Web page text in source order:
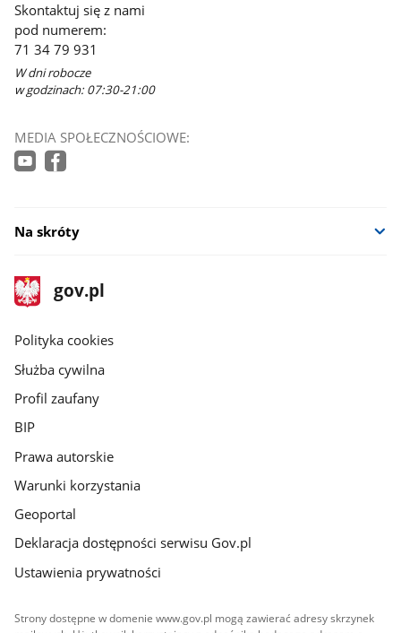
Skontaktuj się z nami
pod numerem:
71 34 79 931
W dni robocze
w godzinach: 07:30-21:00
MEDIA SPOŁECZNOŚCIOWE:
Na skróty
stopka
gov.pl
Strona
gov.pl
gov.pl
Polityka cookies
Służba cywilna
Profil zaufany
BIP
Prawa autorskie
Warunki korzystania
Geoportal
Deklaracja dostępności serwisu Gov.pl
Ustawienia prywatności
Strony dostępne w domenie www.gov.pl mogą zawierać adresy skrzynek